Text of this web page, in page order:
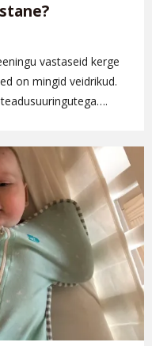
vastaseid kerge
on mingid veidrikud.